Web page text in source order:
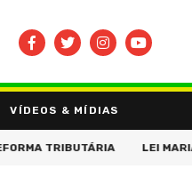
VÍDEOS & MÍDIAS
LEI MARIA DA
BUSCAR